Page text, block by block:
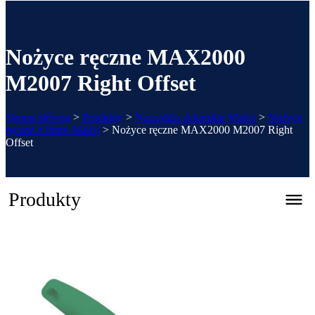
Nożyce ręczne MAX2000
M2007 Right Offset
Strona główna > Produkty > Narzędzia dekarskie Malco > Nożyce
ręczne z firmy Malco > Nożyce ręczne MAX2000 M2007 Right
Offset
Produkty
Katalog 2026